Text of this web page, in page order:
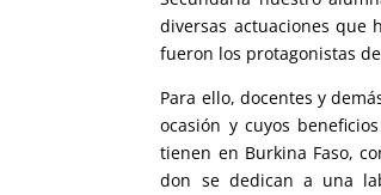
diversas actuaciones que
fueron los protagonistas
Para ello, docentes y
ocasión y cuyos
tienen en Burkina Faso,
don se dedican a una